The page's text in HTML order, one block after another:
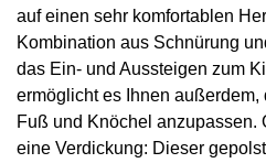
auf einen sehr komfortablen
Kombination aus Schnürung
das Ein- und Aussteigen zum
ermöglicht es Ihnen außerdem,
Fuß und Knöchel anzupassen.
eine Verdickung: Dieser